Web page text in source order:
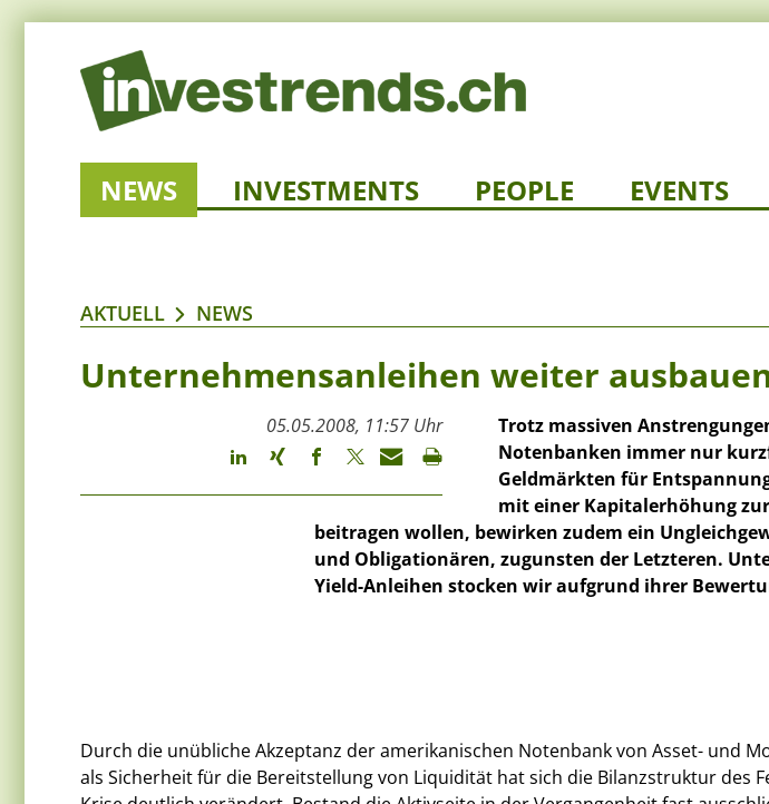
NEWS INVESTMENTS PEOPLE EVENTS
AKTUELL NEWS
Unternehmensanleihen weiter
05.05.2008, 11:57 Uhr
Trotz massiven
Notenbanken immer nur
Geldmärkten für
mit einer Kapitalerhöhung
beitragen wollen, bewirken zudem ein
und Obligationären, zugunsten der Letzteren.
Yield-Anleihen stocken wir aufgrund ihrer
Durch die unübliche Akzeptanz der amerikanischen Notenbank von Asset- und
als Sicherheit für die Bereitstellung von Liquidität hat sich die Bilanzstruktur des